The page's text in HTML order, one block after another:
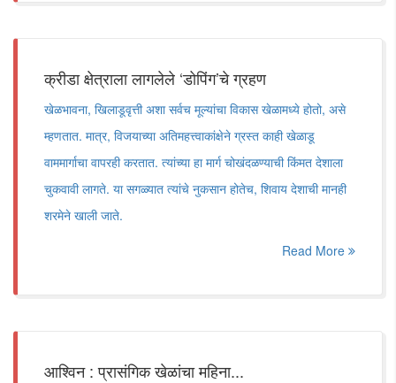
क्रीडा क्षेत्राला लागलेले ‌‘डोपिंग‌’चे ग्रहण
खेळभावना, खिलाडूवृत्ती अशा सर्वच मूल्यांचा विकास खेळामध्ये होतो, असे
म्हणतात. मात्र, विजयाच्या अतिमहत्त्वाकांक्षेने ग्रस्त काही खेळाडू
वाममार्गाचा वापरही करतात. त्यांच्या हा मार्ग चोखंदळण्याची किंमत देशाला
चुकवावी लागते. या सगळ्यात त्यांचे नुकसान होतेच, शिवाय देशाची मानही
शरमेने खाली जाते.
Read More
आश्विन : प्रासंगिक खेळांचा महिना...